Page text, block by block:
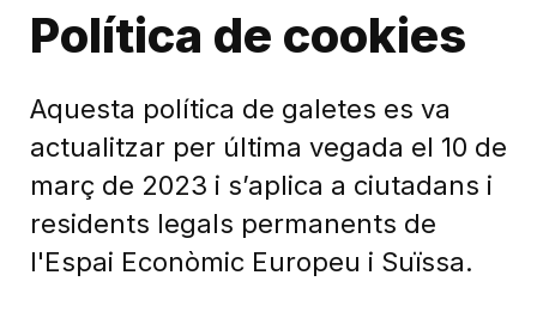
Política de cookies
Aquesta política de galetes es va
actualitzar per última vegada el 10 de
març de 2023 i s’aplica a ciutadans i
residents legals permanents de
l'Espai Econòmic Europeu i Suïssa.